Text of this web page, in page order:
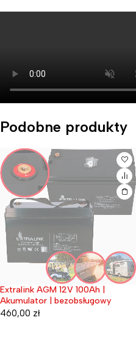
Podobne produkty
Wyprzedane
Extralink AGM 12V 100Ah |
Akumulator | bezobsługowy
460,00 zł